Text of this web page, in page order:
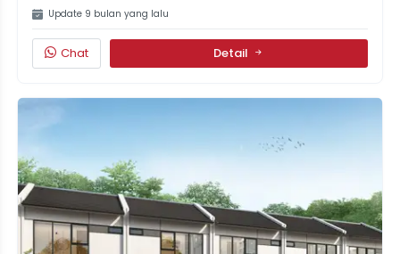
Update 9 bulan yang lalu
Chat Detail